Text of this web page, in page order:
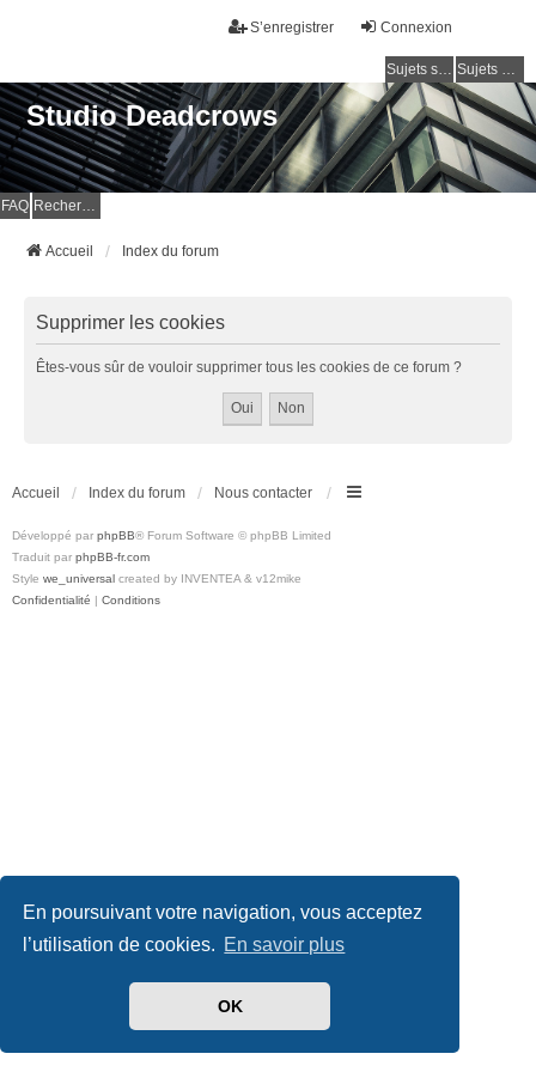
En poursuivant votre navigation, vous acceptez
l’utilisation de cookies. En savoir plus
OK
Connexion
S’enregistrer
Sujets sans réponse Sujets actifs
Studio Deadcrows
FAQ Rechercher
Accueil Index du forum
Supprimer les cookies
Êtes-vous sûr de vouloir supprimer tous les cookies de ce forum ?
Accueil Index du forum Nous contacter
Développé par phpBB® Forum Software © phpBB Limited
Traduit par phpBB-fr.com
Style we_universal created by INVENTEA & v12mike
Confidentialité | Conditions